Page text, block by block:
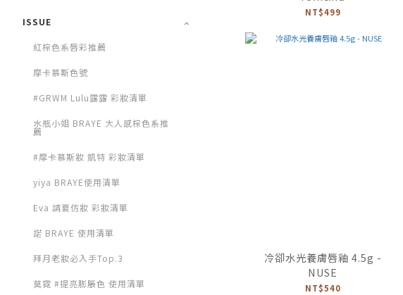
ISSUE
紅棕色系唇彩推薦
摩卡慕斯色號
#GRWM Lulu露露 彩妝清單
水瓶小姐 BRAYE 大人感棕色系推
薦
#摩卡慕斯妝 凱特 彩妝清單
yiya BRAYE使用清單
Eva 請夏仿妝 彩妝清單
諾 BRAYE 使用清單
拜月老妝必入手Top.3
莫霓 #提亮膨脹色 使用清單
NT$499
冷卻水光養膚唇釉 4.5g -
NUSE
NT$540